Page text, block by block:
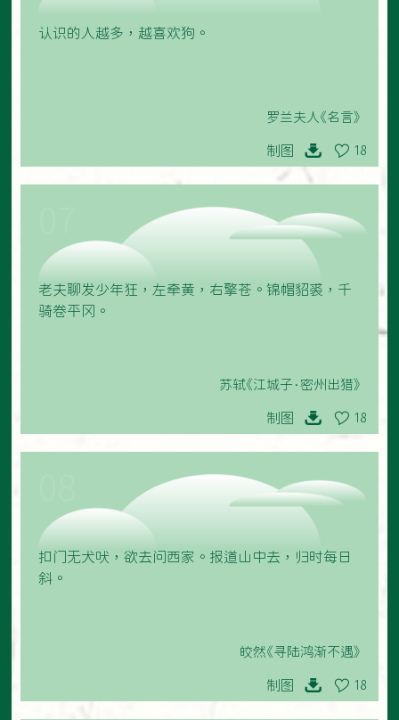
认识的人越多，越喜欢狗。
罗兰夫人《名言》
制图 18
老夫聊发少年狂，左牵黄，右擎苍。锦帽貂裘，千
骑卷平冈。
苏轼《江城子·密州出猎》
制图 18
扣门无犬吠，欲去问西家。报道山中去，归时每日
斜。
皎然《寻陆鸿渐不遇》
制图 18